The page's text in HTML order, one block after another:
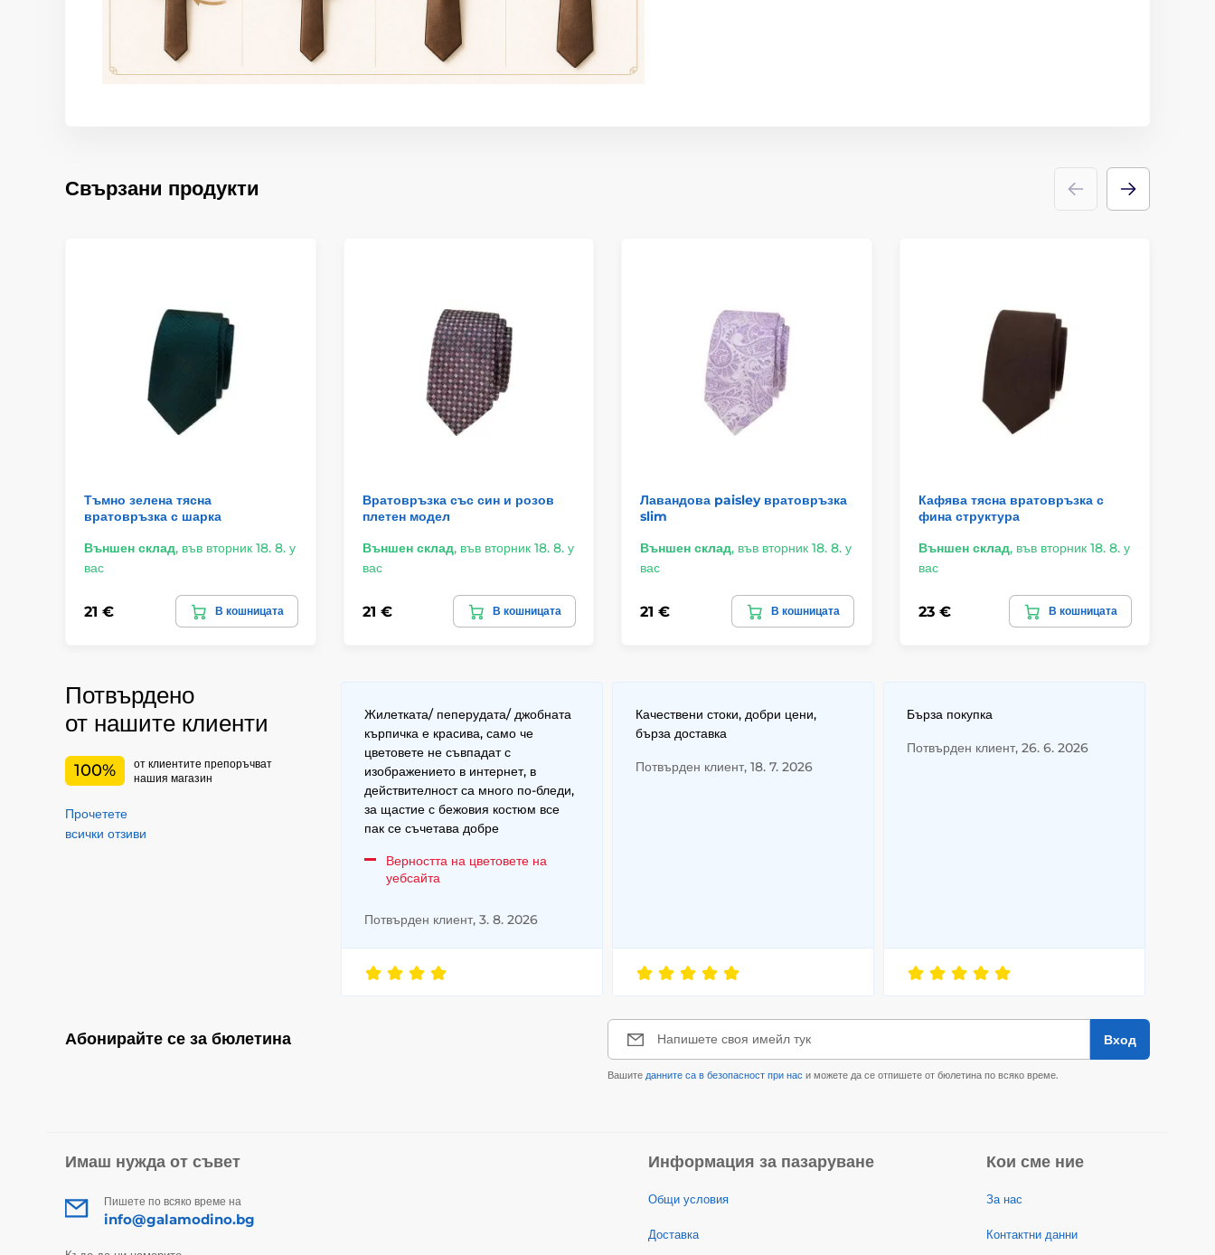
Свързани продукти
Тъмно зелена тясна
вратовръзка с шарка
Външен склад, във вторник 18. 8. у
вас
21 € В кошницата
Вратовръзка със син и розов
плетен модел
Външен склад, във вторник 18. 8. у
вас
21 € В кошницата
Лавандова paisley вратовръзка
slim
Външен склад, във вторник 18. 8. у
вас
21 € В кошницата
Кафява тясна вратовръзка с
фина структура
Външен склад, във вторник 18. 8. у
вас
23 € В кошницата
Потвърдено
от нашите клиенти
100%
от клиентите препоръчват
нашия магазин
Прочетете
всички отзиви
Жилетката/ пеперудата/ джобната
кърпичка е красива, само че
цветовете не съвпадат с
изображението в интернет, в
действителност са много по-бледи,
за щастие с бежовия костюм все
пак се съчетава добре
Верността на цветовете на
уебсайта
Потвърден клиент, 3. 8. 2026
Качествени стоки, добри цени,
бърза доставка
Потвърден клиент, 18. 7. 2026
Бърза покупка
Потвърден клиент, 26. 6. 2026
Абонирайте се за бюлетина Напишете своя имейл тук Вход
Вашите данните са в безопасност при нас и можете да се отпишете от бюлетина по всяко време.
Имаш нужда от съвет
Пишете по всяко време на
info@galamodino.bg
Информация за пазаруване
Общи условия
Доставка
Кои сме ние
За нас
Контактни данни